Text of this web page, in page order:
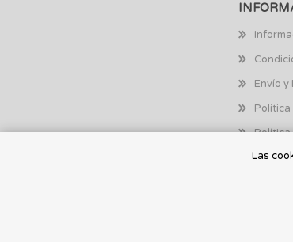
Envío y
Política
Política
Las